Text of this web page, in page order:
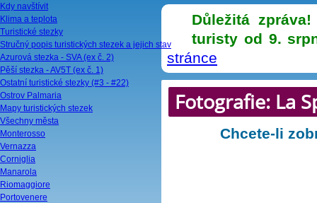
Kdy navštívit
Klima a teplota
Turistické stezky
Stručný popis turistických stezek a jejich stav
Azurová stezka - SVA (ex č. 2)
Pěší stezka - AV5T (ex č. 1)
Ostatní turistické stezky (#3 - #22)
Ostrov Palmaria
Mapy turistických stezek
Všechny města
Monterosso
Vernazza
Corniglia
Manarola
Riomaggiore
Portovenere
Důležitá
turisty od 9.
stránce
Fotografie: La
Chcete-li